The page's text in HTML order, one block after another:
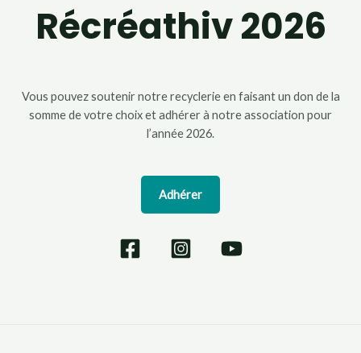
Récréathiv 2026
Vous pouvez soutenir notre recyclerie en faisant un don de la
somme de votre choix et adhérer à notre association pour
l’année 2026.
Adhérer